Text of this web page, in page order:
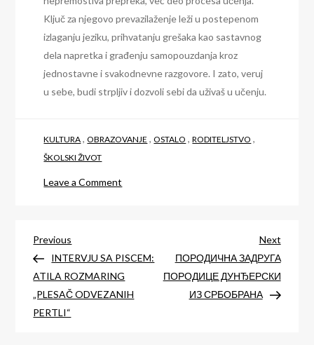
Ključ za njegovo prevazilaženje leži u postepenom
izlaganju jeziku, prihvatanju grešaka kao sastavnog
dela napretka i građenju samopouzdanja kroz
jednostavne i svakodnevne razgovore. I zato, veruj
u sebe, budi strpljiv i dozvoli sebi da uživaš u učenju.
KULTURA ,OBRAZOVANJE ,OSTALO ,RODITELJSTVO ,
ŠKOLSKI ŽIVOT
Leave a Comment
od
pričanja
na
Post
navigation
Previous
Post
Previous
INTERVJU SA PISCEM:
ATILA ROZMARING
„PLESAČ ODVEZANIH
PERTLI“
Next
Post
Next
ПОРОДИЧНА ЗАДРУГА
ПОРОДИЦЕ ДУНЂЕРСКИ
ИЗ СРБОБРАНА